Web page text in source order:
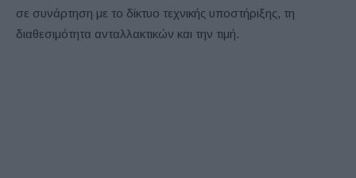
σε συνάρτηση με το δίκτυο τεχνικής υποστήριξης, τη
διαθεσιμότητα ανταλλακτικών και την τιμή.